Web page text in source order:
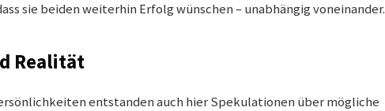
sie beiden weiterhin Erfolg wünschen – unabhängig voneinander.
Realität
entstanden auch hier Spekulationen über mögliche